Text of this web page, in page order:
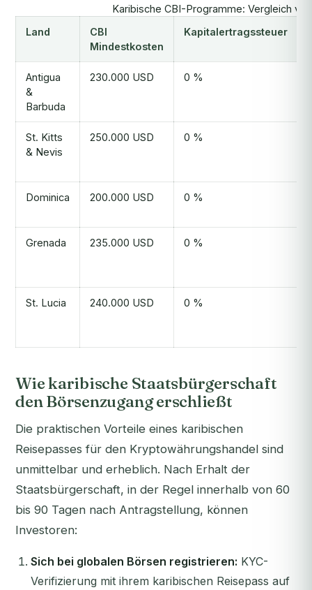
Karibische CBI-Programme: Vergleich
Land
CBI
Mindestkosten
Kapitalertragssteuer
Antigua
&
Barbuda
230.000 USD 0 %
St. Kitts
& Nevis
250.000 USD 0 %
Dominica 200.000 USD 0 %
Grenada 235.000 USD 0 %
St. Lucia 240.000 USD 0 %
Wie karibische Staatsbürgerschaft
den Börsenzugang erschließt
Die praktischen Vorteile eines karibischen
Reisepasses für den Kryptowährungshandel sind
unmittelbar und erheblich. Nach Erhalt der
Staatsbürgerschaft, in der Regel innerhalb von 60
bis 90 Tagen nach Antragstellung, können
Investoren:
Sich bei globalen Börsen registrieren: KYC-
Verifizierung mit ihrem karibischen Reisepass auf